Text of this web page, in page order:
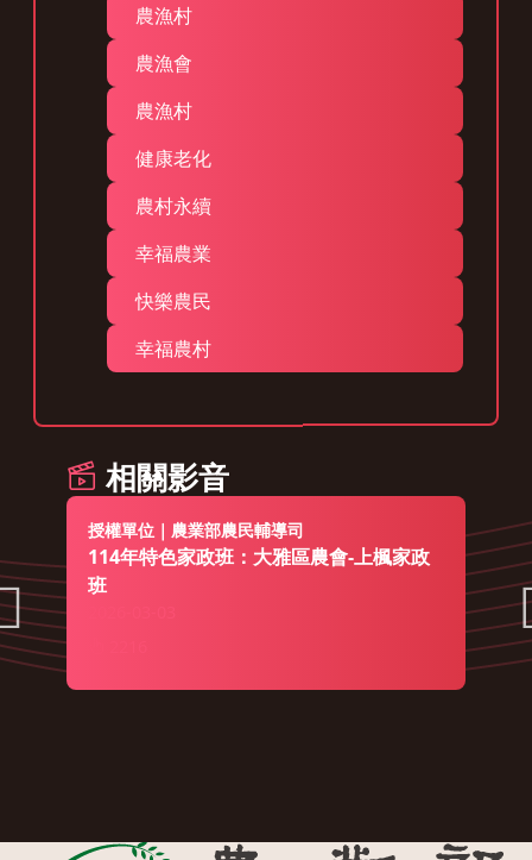
農漁村
農漁會
農漁村
健康老化
農村永續
幸福農業
快樂農民
幸福農村
相關影音
授權單位｜農業部農民輔導司
114年特色家政班：大雅區農會-上楓家政
班